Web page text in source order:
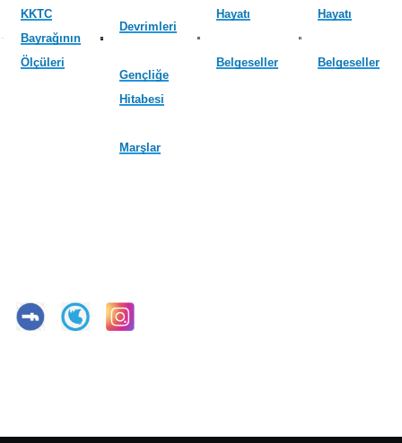
KKTC
Bayrağının
Ölçüleri
Devrimleri
Gençliğe
Hitabesi
Marşlar
Hayatı
Belgeseller
Hayatı
Belgeseller